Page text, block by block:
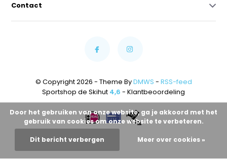
Contact
© Copyright 2026 - Theme ByDMWS - RSS-feed
Sportshop de Skihut 4,6 - Klantbeoordeling
Door het gebruiken van onze website, ga je akkoord met het
gebruik van cookies om onze website te verbeteren.
Dit bericht verbergen Meer over cookies »